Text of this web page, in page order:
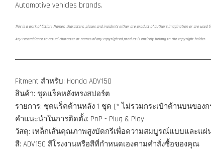
Automotive vehicles brands.
This is a work of fiction. Names, characters, places and incidents either are product of author's imagination or are used
Any resemblance to actual character or names of any copyrighted product is entirely belong to the copyright holder.
Fitment สำหรับ: Honda ADV150
สินค้า: ชุดแร็คหลังทรงสปอร์ต
รายการ: ชุดแร็คด้านหลัง 1 ชุด (* ไม่รวมกระเป๋าด้านบนขอ
คำแนะนำในการติดตั้ง: PnP - Plug & Play
วัสดุ: เหล็กเส้นคุณภาพสูงบัดกรีเพื่อความสมบูรณ์แบบและแผ่น
สี: ADV150 สีโรงงานหรือสีที่กำหนดเองตามคำสั่งซื้อของคุณ